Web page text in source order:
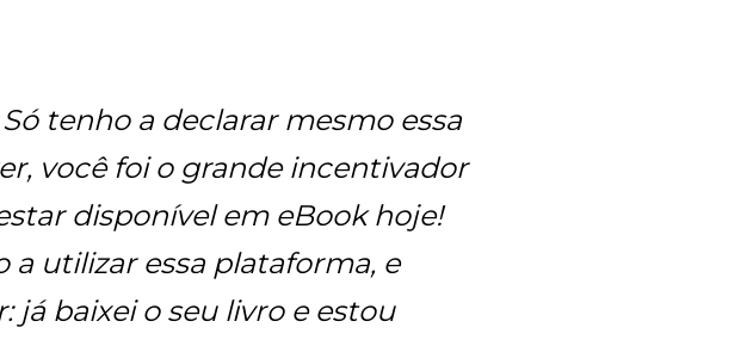
tenho a declarar mesmo essa
você foi o grande incentivador
disponível em eBook hoje!
utilizar essa plataforma, e
já baixei o seu livro e estou